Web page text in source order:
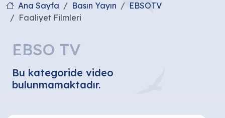
Ana Sayfa Basın Yayın
EBSOTV
Faaliyet Filmleri
EBSO TV
Bu kategoride video
bulunmamaktadır.